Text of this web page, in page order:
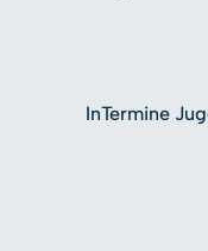
InTermine